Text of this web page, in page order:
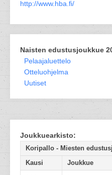
http://www.hba.fi/
Naisten edustusjoukkue
Pelaajaluettelo
Otteluohjelma
Uutiset
Joukkuearkisto:
Koripallo - Miesten
Kausi
Joukkue